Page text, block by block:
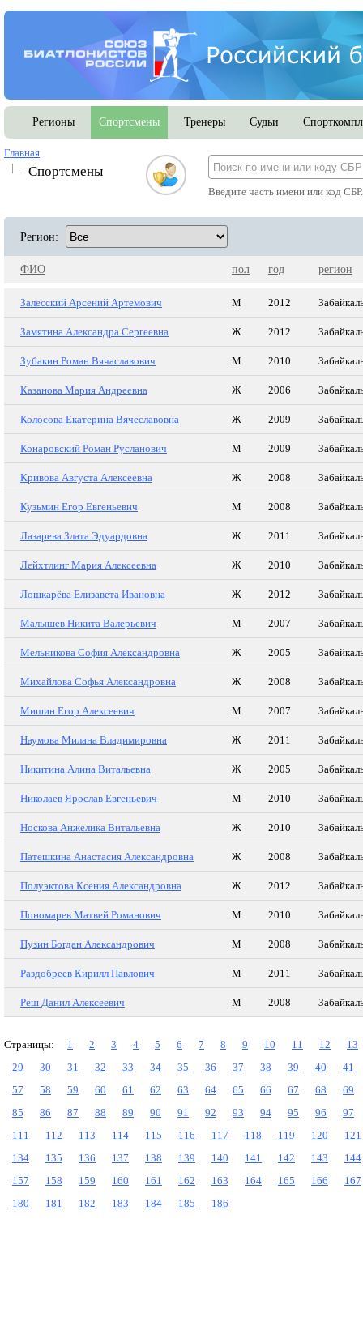
Регионы Спортсмены Тренеры Судьи
Главная
Спортсмены
Введите часть имени или код
Регион:
ФИО пол год регион
Залесский Арсений Артемович М 2012
Замятина Александра Сергеевна Ж 2012
Зубакин Роман Вячаславович М 2010
Казанова Мария Андреевна Ж 2006
Колосова Екатерина Вячеславовна Ж 2009
Конаровский Роман Русланович М 2009
Кривова Августа Алексеевна Ж 2008
Кузьмин Егор Евгеньевич М 2008
Лазарева Злата Эдуардовна Ж 2011
Лейхтлинг Мария Алексеевна Ж 2010
Лошкарёва Елизавета Ивановна Ж 2012
Малышев Никита Валерьевич М 2007
Мельникова София Александровна Ж 2005
Михайлова Софья Александровна Ж 2008
Мишин Егор Алексеевич М 2007
Наумова Милана Владимировна Ж 2011
Никитина Алина Витальевна Ж 2005
Николаев Ярослав Евгеньевич М 2010
Носкова Анжелика Витальевна Ж 2010
Патешкина Анастасия Александровна Ж 2008
Полуэктова Ксения Александровна Ж 2012
Пономарев Матвей Романович М 2010
Пузин Богдан Александрович М 2008
Раздобреев Кирилл Павлович М 2011
Реш Данил Алексеевич М 2008
Страницы: 1 2 3 4 5 6 7 8 9 10 11 12
13
29
30 31 32 33 34 35 36 37 38 39 40
41
57
58 59 60 61 62 63 64 65 66 67 68
69
85
86 87 88 89 90 91 92 93 94 95 96
97
111
112 113 114 115 116 117 118 119 120
121
134
135 136 137 138 139 140 141 142 143
144
157
158 159 160 161 162 163 164 165 166
167
180
181 182 183 184 185 186